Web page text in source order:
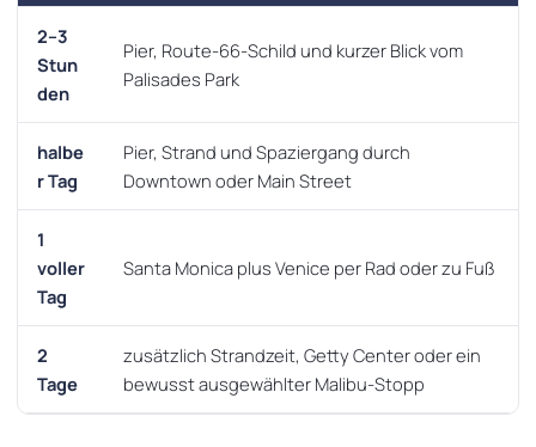
2–3
Stun
den
Pier, Route-66-Schild und kurzer Blick vom
Palisades Park
halbe
r Tag
Pier, Strand und Spaziergang durch
Downtown oder Main Street
1
voller
Tag
Santa Monica plus Venice per Rad oder zu Fuß
2
Tage
zusätzlich Strandzeit, Getty Center oder ein
bewusst ausgewählter Malibu-Stopp